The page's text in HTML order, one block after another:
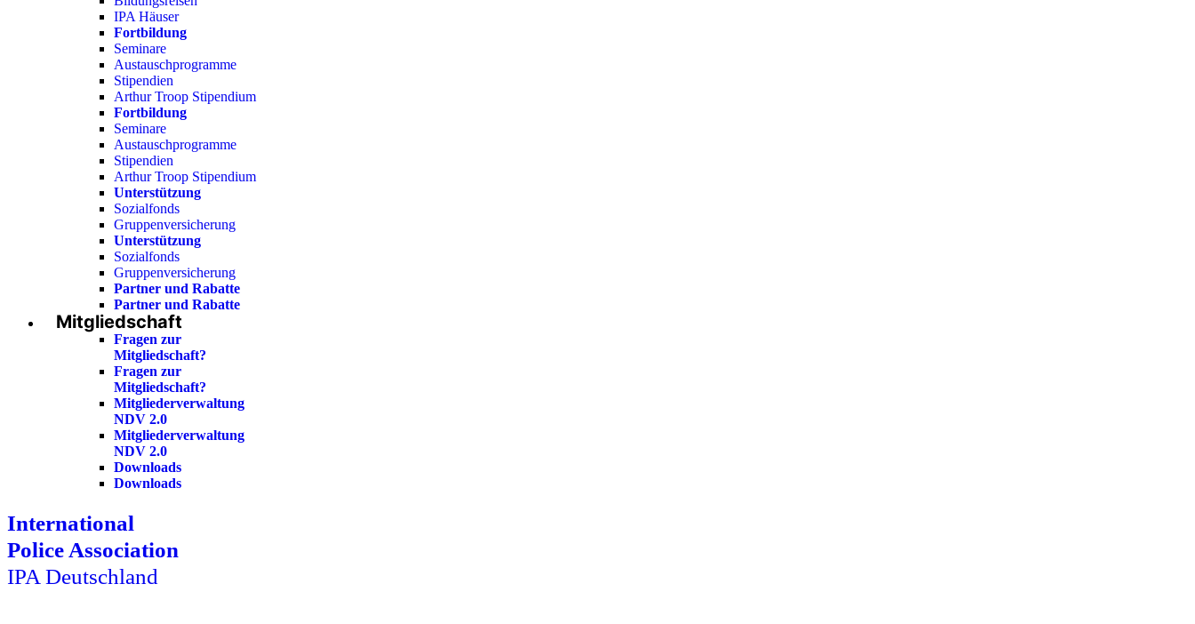
IPA Häuser
Fortbildung
Seminare
Austauschprogramme
Stipendien
Arthur Troop Stipendium
Fortbildung
Seminare
Austauschprogramme
Stipendien
Arthur Troop Stipendium
Unterstützung
Sozialfonds
Gruppenversicherung
Unterstützung
Sozialfonds
Gruppenversicherung
Partner und Rabatte
Partner und Rabatte
Mitgliedschaft
Fragen zur
Mitgliedschaft?
Fragen zur
Mitgliedschaft?
Mitgliederverwaltung
NDV 2.0
Mitgliederverwaltung
NDV 2.0
Downloads
Downloads
International
Police Association
IPA Deutschland